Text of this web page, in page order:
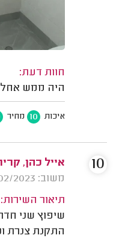
חוות דעת:
היה ממש
איכות 10 מחיר
אייל כהן,
משוב: 20/02/2023
תיאור השירות:
שיפוץ שני
התקנת צנרת
10